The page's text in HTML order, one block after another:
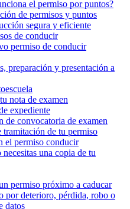
el permiso por puntos?
de permisos y puntos
segura y eficiente
de conducir
permiso de conducir
preparación y presentación a
nota de examen
expediente
de convocatoria de examen
tramitación de tu permiso
el permiso conducir
necesitas una copia de tu
permiso próximo a caducar
por deterioro, pérdida, robo o
datos